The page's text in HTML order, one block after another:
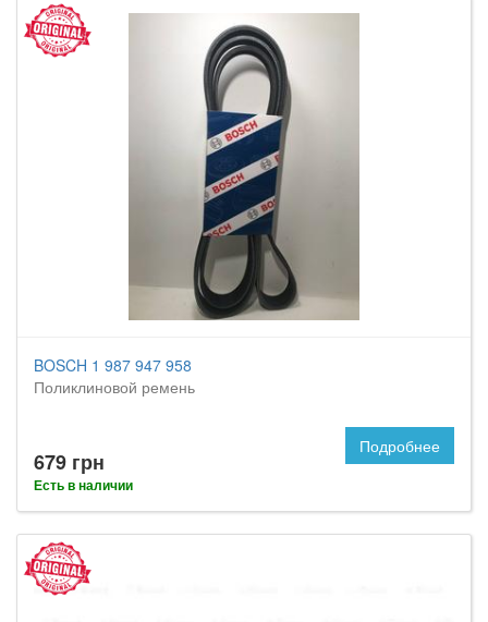
BOSCH 1 987 947 958
Поликлиновой ремень
679 грн
Есть в наличии
Подробнее